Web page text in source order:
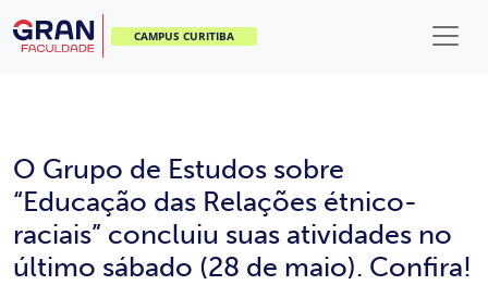
CAMPUS CURITIBA
O Grupo de Estudos sobre
“Educação das Relações étnico-
raciais” concluiu suas atividades no
último sábado (28 de maio). Confira!